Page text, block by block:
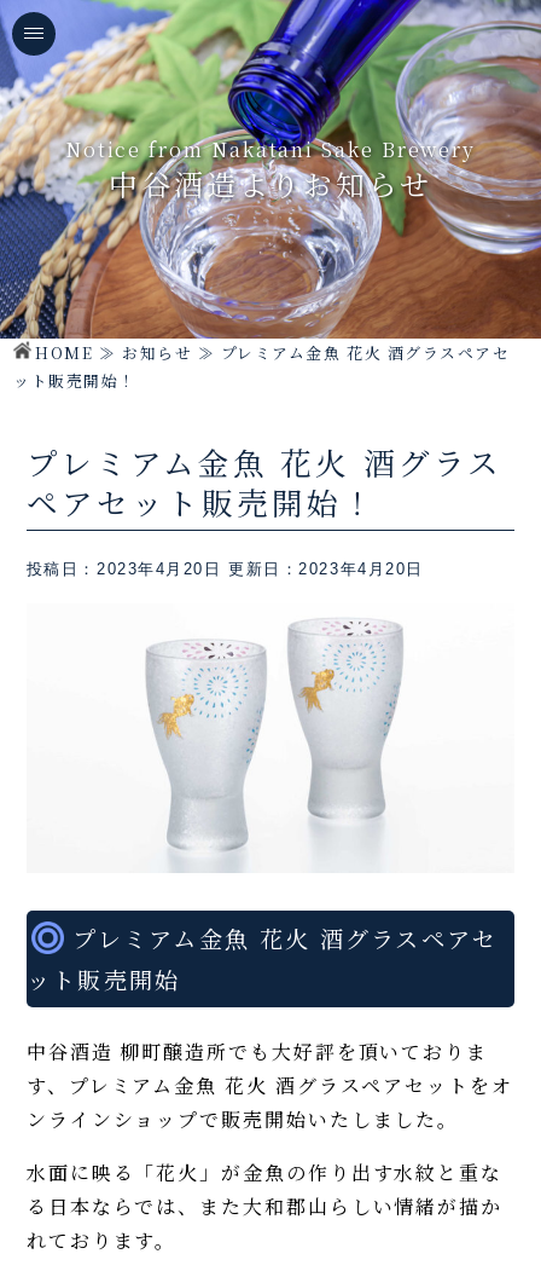
Notice from Nakatani Sake Brewery
中谷酒造よりお知らせ
HOME ≫ お知らせ ≫ プレミアム金魚 花火 酒グラスペアセ
ット販売開始！
プレミアム金魚 花火 酒グラス
ペアセット販売開始！
投稿日：2023年4月20日 更新日：2023年4月20日
プレミアム金魚 花火 酒グラスペアセ
ット販売開始
中谷酒造 柳町醸造所でも大好評を頂いておりま
す、プレミアム金魚 花火 酒グラスペアセットをオ
ンラインショップで販売開始いたしました。
水面に映る「花火」が金魚の作り出す水紋と重な
る日本ならでは、また大和郡山らしい情緒が描か
れております。